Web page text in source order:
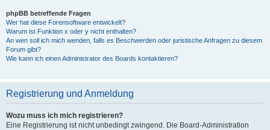
phpBB betreffende Fragen
Wer hat diese Forensoftware entwickelt?
Warum ist Funktion x oder y nicht enthalten?
An wen soll ich mich wenden, falls es Beschwerden oder juristische Anfragen zu diesem
Forum gibt?
Wie kann ich einen Administrator des Boards kontaktieren?
Registrierung und Anmeldung
Wozu muss ich mich registrieren?
Eine Registrierung ist nicht unbedingt zwingend. Die Board-Administration